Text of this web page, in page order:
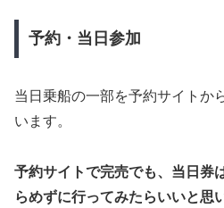
予約・当日参加
当日乗船の一部を予約サイトか
います。
予約サイトで完売でも、当日券
らめずに行ってみたらいいと思